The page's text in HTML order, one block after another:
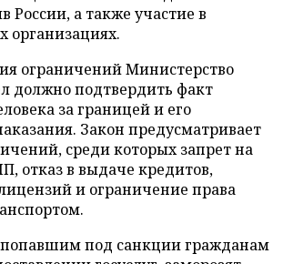
России, а также участие в
организациях.
ограничений Министерство
должно подтвердить факт
за границей и его
Закон предусматривает
среди которых запрет на
отказ в выдаче кредитов,
и ограничение права
под санкции гражданам